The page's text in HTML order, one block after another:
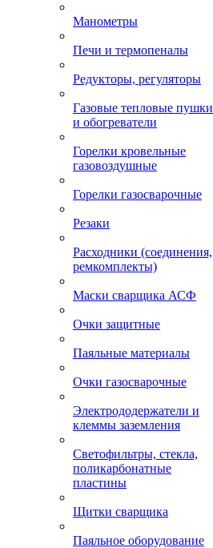
Манометры
Печи и термопеналы
Редукторы, регуляторы
Газовые тепловые пушки
и обогреватели
Горелки кровельные
газовоздушные
Горелки газосварочные
Резаки
Расходники (соединения,
ремкомплекты)
Маски сварщика АСФ
Очки защитные
Паяльные материалы
Очки газосварочные
Электрододержатели и
клеммы заземления
Светофильтры, стекла,
поликарбонатные
пластины
Щитки сварщика
Паяльное оборудование